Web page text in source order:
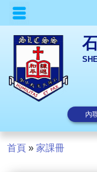
內
首頁 » 家課冊